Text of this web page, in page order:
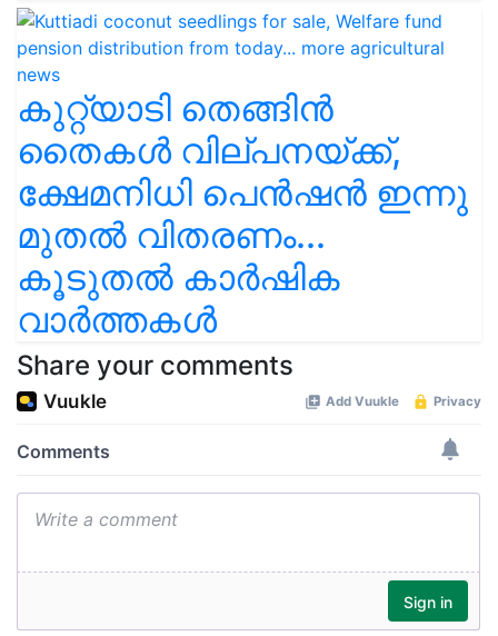
കുറ്റ്യാടി തെങ്ങിൻ
തൈകൾ വില്പനയ്ക്ക്,
ക്ഷേമനിധി പെൻഷൻ ഇന്നു
മുതല്‍ വിതരണം...
കൂടുതൽ കാർഷിക
വാർത്തകൾ
Share your comments